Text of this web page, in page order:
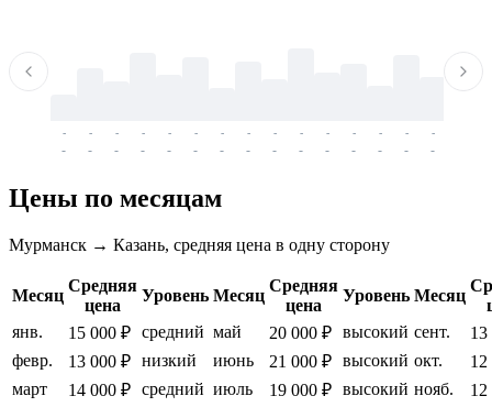
-
-
-
-
-
-
-
-
-
-
-
-
-
-
-
-
-
-
-
-
-
-
-
-
-
-
-
-
-
-
Цены по месяцам
Мурманск → Казань, средняя цена в одну сторону
Месяц
Средняя
цена
Уровень Месяц
Средняя
цена
Уровень Месяц
янв.
15 000 ₽ средний май 20 000 ₽ высокий сент.
13
февр.
13 000 ₽ низкий июнь 21 000 ₽ высокий окт.
12
март
14 000 ₽ средний июль 19 000 ₽ высокий нояб.
12